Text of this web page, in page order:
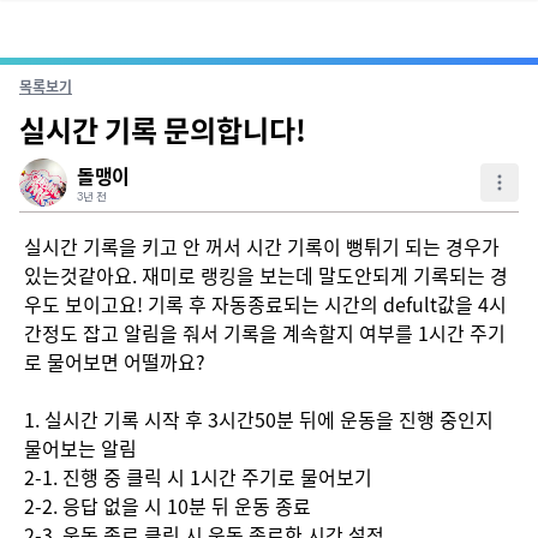
목록보기
실시간 기록 문의합니다!
돌맹이
3년 전
실시간 기록을 키고 안 꺼서 시간 기록이 뻥튀기 되는 경우가
있는것같아요. 재미로 랭킹을 보는데 말도안되게 기록되는 경
우도 보이고요! 기록 후 자동종료되는 시간의 defult값을 4시
간정도 잡고 알림을 줘서 기록을 계속할지 여부를 1시간 주기
로 물어보면 어떨까요?
1. 실시간 기록 시작 후 3시간50분 뒤에 운동을 진행 중인지
물어보는 알림
2-1. 진행 중 클릭 시 1시간 주기로 물어보기
2-2. 응답 없을 시 10분 뒤 운동 종료